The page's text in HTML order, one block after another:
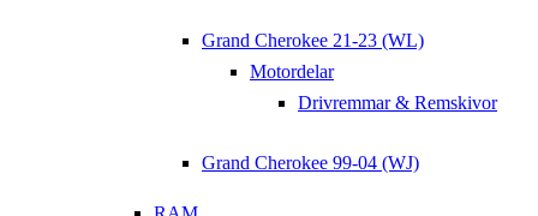
Grand Cherokee 21-23 (WL)
Motordelar
Drivremmar & Remskivor
Grand Cherokee 99-04 (WJ)